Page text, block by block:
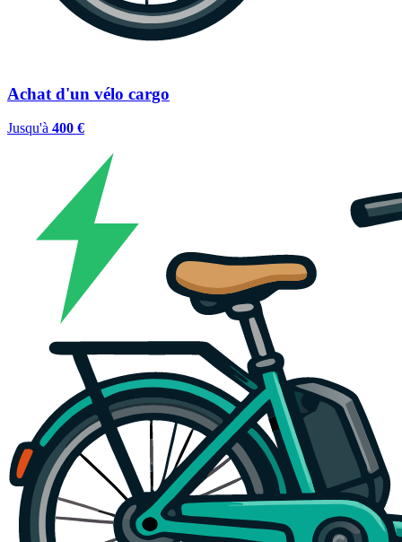
Achat d'un vélo cargo
Jusqu'à 400 €